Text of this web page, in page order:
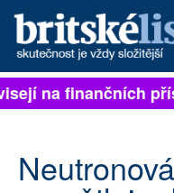
PŘIHLÁSIT
ARCHIV
na finančních